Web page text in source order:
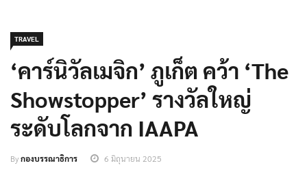
TRAVEL
‘คาร์นิวัลเมจิก’ ภูเก็ต คว้า ‘The
Showstopper’ รางวัลใหญ่
ระดับโลกจาก IAAPA